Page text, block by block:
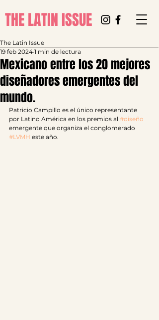
THE LATIN ISSUE
Mexicano entre los 20 mejores
diseñadores emergentes del
mundo.
The Latin Issue
19 feb 2024 1 min de lectura
Patricio Campillo es el único representante
por Latino América en los premios al #diseño
emergente que organiza el conglomerado
#LVMH este año.